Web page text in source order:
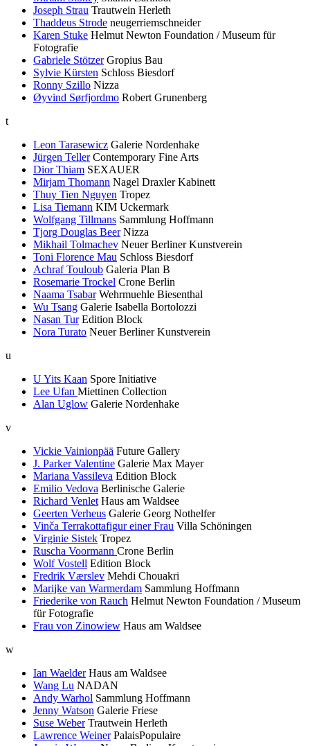
Joseph Strau Trautwein Herleth
Thaddeus Strode neugerriemschneider
Karen Stuke Helmut Newton Foundation / Museum für
Fotografie
Gabriele Stötzer Gropius Bau
Sylvie Kürsten Schloss Biesdorf
Ronny Szillo Nizza
Øyvind Sørfjordmo Robert Grunenberg
t
Leon Tarasewicz Galerie Nordenhake
Jürgen Teller Contemporary Fine Arts
Dior Thiam SEXAUER
Mirjam Thomann Nagel Draxler Kabinett
Thuy Tien Nguyen Tropez
Lisa Tiemann KIM Uckermark
Wolfgang Tillmans Sammlung Hoffmann
Tjorg Douglas Beer Nizza
Mikhail Tolmachev Neuer Berliner Kunstverein
Toni Florence Mau Schloss Biesdorf
Achraf Touloub Galeria Plan B
Rosemarie Trockel Crone Berlin
Naama Tsabar Wehrmuehle Biesenthal
Wu Tsang Galerie Isabella Bortolozzi
Nasan Tur Edition Block
Nora Turato Neuer Berliner Kunstverein
u
U Yits Kaan Spore Initiative
Lee Ufan Miettinen Collection
Alan Uglow Galerie Nordenhake
v
Vickie Vainionpää Future Gallery
J. Parker Valentine Galerie Max Mayer
Mariana Vassileva Edition Block
Emilio Vedova Berlinische Galerie
Richard Venlet Haus am Waldsee
Geerten Verheus Galerie Georg Nothelfer
Vinča Terrakottafigur einer Frau Villa Schöningen
Virginie Sistek Tropez
Ruscha Voormann Crone Berlin
Wolf Vostell Edition Block
Fredrik Værslev Mehdi Chouakri
Marijke van Warmerdam Sammlung Hoffmann
Friederike von Rauch Helmut Newton Foundation / Museum
für Fotografie
Frau von Zinowiew Haus am Waldsee
w
Ian Waelder Haus am Waldsee
Wang Lu NADAN
Andy Warhol Sammlung Hoffmann
Jenny Watson Galerie Friese
Suse Weber Trautwein Herleth
Lawrence Weiner PalaisPopulaire